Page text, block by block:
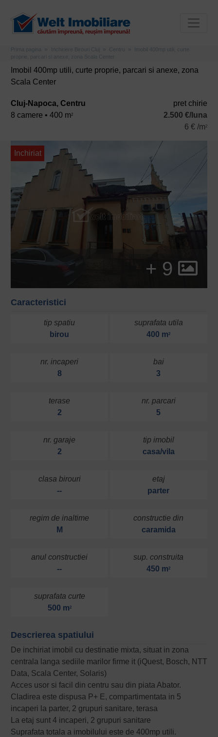
Prima pagina Inchiriere Birouri Cluj Centru
Imobil 400mp utili, curte
proprie, parcari si anexe, zona Scala Center
Imobil 400mp utili, curte proprie, parcari si anexe, zona
Scala Center
Cluj-Napoca, Centru
8 camere • 400 m2
pret chirie
2.500 €/luna
6 € /m2
+ 9
Inchiriat
Caracteristici
tip spatiu
birou
suprafata utila
400 m2
nr. incaperi
8
bai
3
terase
2
nr. parcari
5
nr. garaje
2
tip imobil
casa/vila
clasa birouri
--
etaj
parter
regim de inaltime
M
constructie din
caramida
anul constructiei
--
sup. construita
450 m2
suprafata curte
500 m2
Descrierea spatiului
De inchiriat imobil cu destinatie mixta, situat in zona
centrala langa sediile marilor firme it (iQuest, Bosch, NTT
Data, Scala Center, Solaris)
Acces usor si facil din centru sau din piata Abator.
Cladirea este dispusa P+ E, compartimentata in 5
incaperi la parter, 2 grupuri sanitare, terasa
La etaj sunt 4 incaperi, 2 grupuri sanitare
Suprafata totala a imobilului este de 400mp utili.